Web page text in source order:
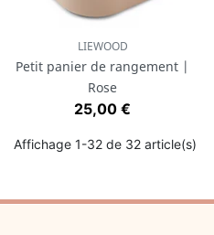
LIEWOOD
Petit panier de rangement |
Rose
Prix
25,00 €
Affichage 1-32 de 32 article(s)